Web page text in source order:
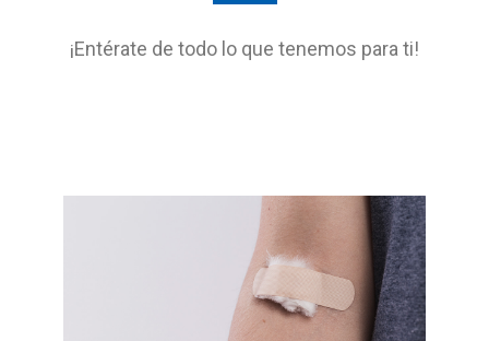
¡Entérate de todo lo que tenemos para ti!